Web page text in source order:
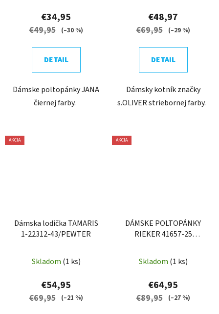
€34,95
€49,95 (–30 %)
DETAIL
Dámske poltopánky JANA
čiernej farby.
€48,97
€69,95 (–29 %)
DETAIL
Dámsky kotník značky
s.OLIVER striebornej farby.
AKCIA
Dámska lodička TAMARIS
1-22312-43/PEWTER
Skladom (1 ks)
€54,95
€69,95 (–21 %)
AKCIA
DÁMSKE POLTOPÁNKY
RIEKER 41657-25
Skladom (1 ks)
€64,95
€89,95 (–27 %)